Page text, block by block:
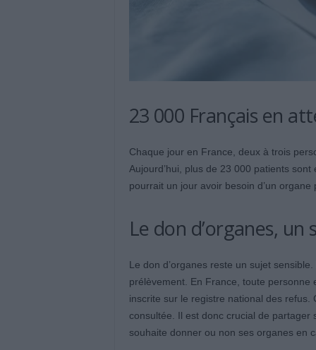
23 000 Français en
Chaque jour en France, deux à trois
Aujourd’hui, plus de 23 000 patients
pourrait un jour avoir besoin d’un organe
Le don d’organes,
Le don d’organes reste un sujet
prélèvement. En France, toute personne
inscrite sur le registre national des
consultée. Il est donc crucial de partager
souhaite donner ou non ses organes en